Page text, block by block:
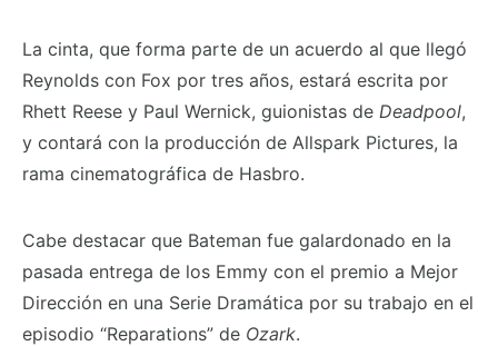
La cinta, que forma parte de un acuerdo al que llegó
Reynolds con Fox por tres años, estará escrita por
Rhett Reese y Paul Wernick, guionistas de Deadpool,
y contará con la producción de Allspark Pictures, la
rama cinematográfica de Hasbro.
Cabe destacar que Bateman fue galardonado en la
pasada entrega de los Emmy con el premio a Mejor
Dirección en una Serie Dramática por su trabajo en el
episodio “Reparations” de Ozark.